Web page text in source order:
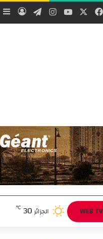
فيسبوك ‫YouTubeانستقرامتيلقرام
WEB TV الجزائر 30
℃